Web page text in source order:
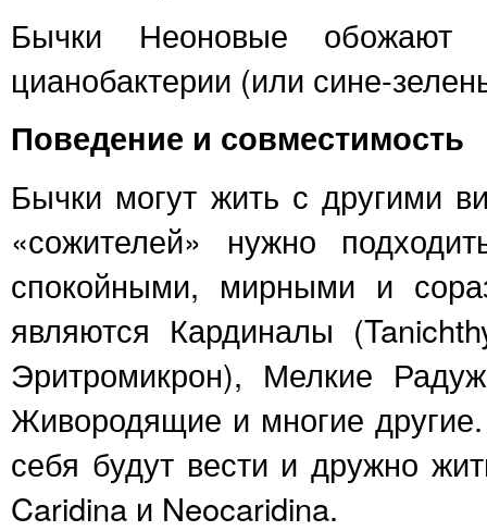
Бычки Неоновые обожают
цианобактерии (или сине-
Поведение и совместимость
Бычки могут жить с другими
«сожителей» нужно
спокойными, мирными и
являются Кардиналы
Эритромикрон), Мелкие
Живородящие и многие
себя будут вести и дружно
Caridina и Neocaridina.